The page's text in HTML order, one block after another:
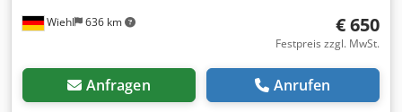
Wiehl 636 km € 650
Festpreis zzgl. MwSt.
Anfragen Anrufen